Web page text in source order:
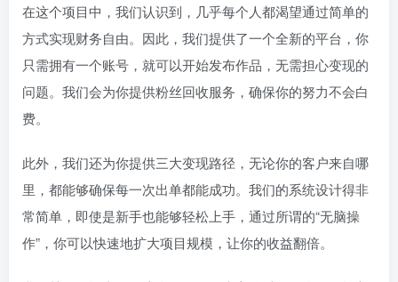
在这个项目中，我们认识到，几乎每个人都渴望通过简单的
方式实现财务自由。因此，我们提供了一个全新的平台，你
只需拥有一个账号，就可以开始发布作品，无需担心变现的
问题。我们会为你提供粉丝回收服务，确保你的努力不会白
费。
此外，我们还为你提供三大变现路径，无论你的客户来自哪
里，都能够确保每一次出单都能成功。我们的系统设计得非
常简单，即使是新手也能够轻松上手，通过所谓的“无脑操
作”，你可以快速地扩大项目规模，让你的收益翻倍。